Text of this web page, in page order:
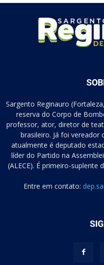
Sargento Reginauro
reserva do Corpo de
professor, ator, diretor de
brasileiro. Já foi vereador
atualmente é deputado
líder do Partido na
(ALECE). É primeiro-suplente
Entre em contato: